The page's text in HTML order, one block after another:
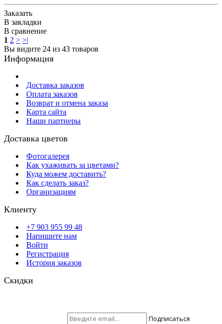
Заказать
В закладки
В сравнение
1 2 > >|
Вы видите 24 из 43 товаров
Информация
Доставка заказов
Оплата заказов
Возврат и отмена заказа
Карта сайта
Наши партнеры
Доставка цветов
Фотогалерея
Как ухаживать за цветами?
Куда можем доставить?
Как сделать заказ?
Организациям
Клиенту
+7 903 955 99 48
Напишите нам
Войти
Регистрация
История заказов
Скидки
Подписаться